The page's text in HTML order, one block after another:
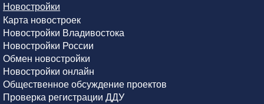
Новостройки
Карта новостроек
Новостройки Владивостока
Новостройки России
Обмен новостройки
Новостройки онлайн
Общественное обсуждение проектов
Проверка регистрации ДДУ